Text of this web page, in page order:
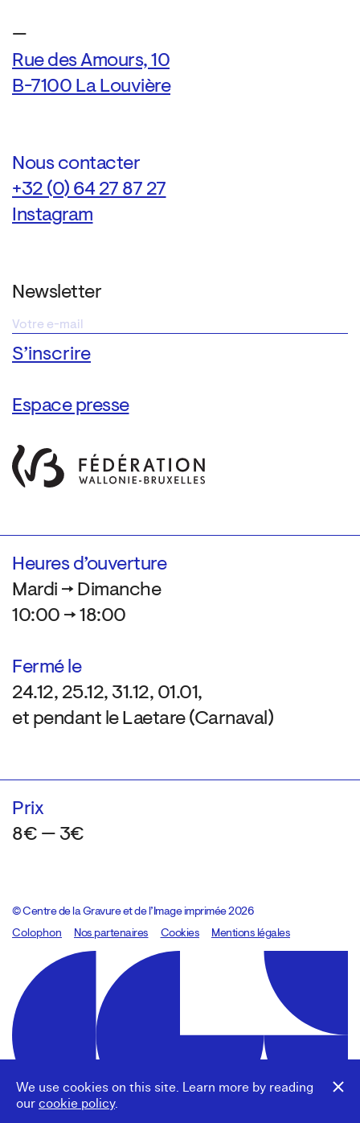
We use cookies on this site. Learn more by reading
our cookie policy.
—
Rue des Amours, 10
B-7100 La Louvière
Nous contacter
+32 (0) 64 27 87 27
Instagram
Newsletter
Espace presse
Heures d’ouverture
Mardi → Dimanche
10:00 → 18:00
Fermé le
24.12, 25.12, 31.12, 01.01,
et pendant le Laetare (Carnaval)
Prix
8€ — 3€
© Centre de la Gravure et de l’Image imprimée 2026
Colophon
Design:Marcel Kaczmarek, code:8080.studio
Nos partenaires Cookies Mentions légales